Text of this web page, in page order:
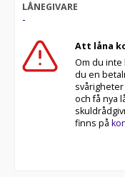
LÅNEGIVARE
-
Att låna
Om du inte
du en
och få nya
finns på